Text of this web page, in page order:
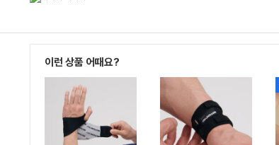
이런 상품 어때요?